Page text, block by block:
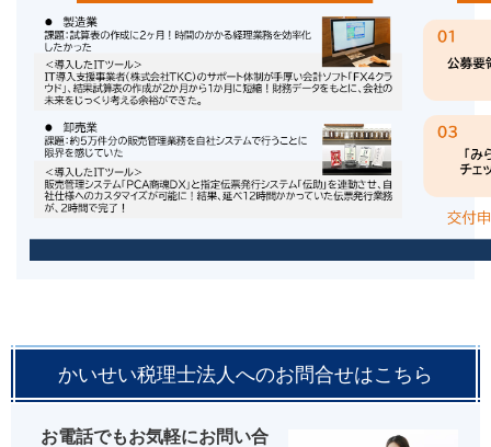
かいせい税理士法人へのお問合せはこちら
お電話でもお気軽にお問い合